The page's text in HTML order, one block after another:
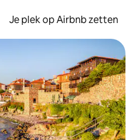
Je plek op Airbnb zetten